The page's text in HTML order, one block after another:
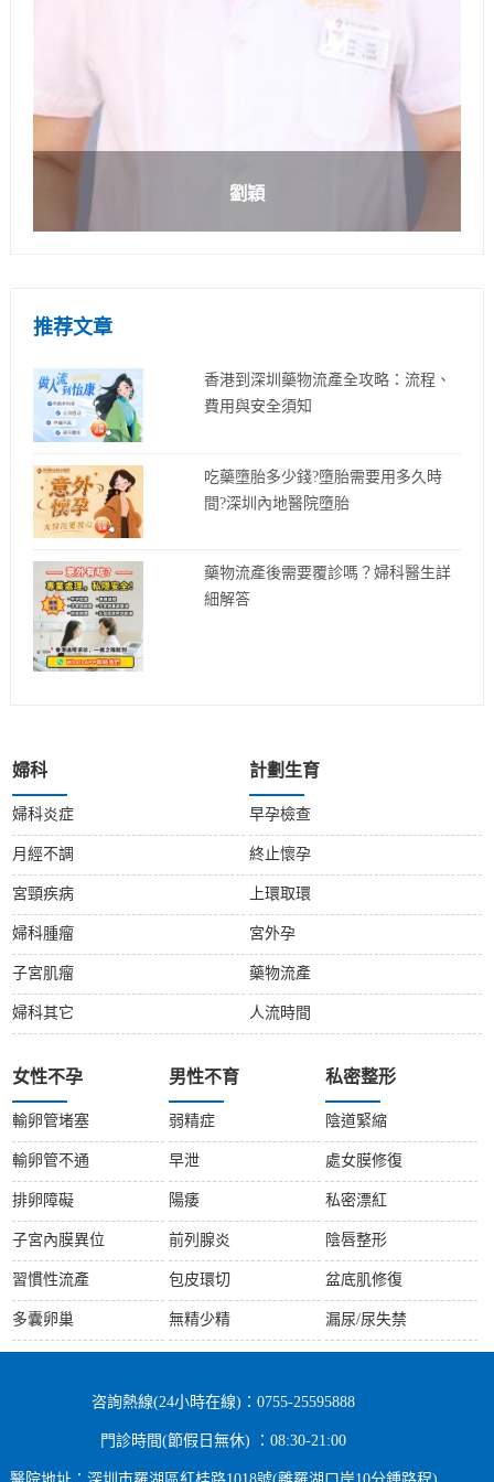
劉穎
推荐文章
香港到深圳藥物流產全攻略：流程、
費用與安全須知
吃藥墮胎多少錢?墮胎需要用多久時
間?深圳內地醫院墮胎
藥物流產後需要覆診嗎？婦科醫生詳
細解答
婦科
婦科炎症
月經不調
宮頸疾病
婦科腫瘤
子宮肌瘤
婦科其它
計劃生育
早孕檢查
終止懷孕
上環取環
宮外孕
藥物流產
人流時間
女性不孕
輸卵管堵塞
輸卵管不通
排卵障礙
子宮內膜異位
習慣性流產
多囊卵巢
男性不育
弱精症
早泄
陽痿
前列腺炎
包皮環切
無精少精
私密整形
陰道緊縮
處女膜修復
私密漂紅
陰唇整形
盆底肌修復
漏尿/尿失禁
咨詢熱線(24小時在線)：0755-25595888
門診時間(節假日無休) ：08:30-21:00